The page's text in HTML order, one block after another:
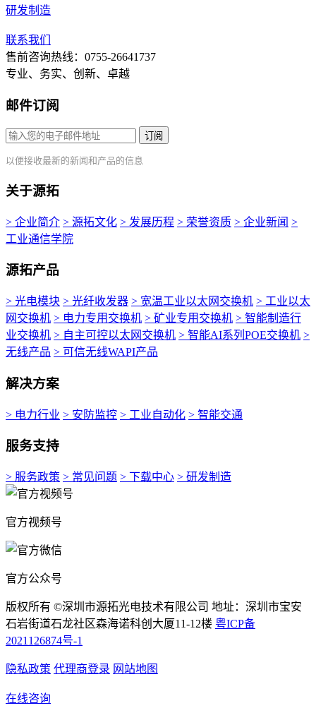
研发制造
联系我们
售前咨询热线：0755-26641737
专业、务实、创新、卓越
邮件订阅
订阅
以便接收最新的新闻和产品的信息
关于源拓
> 企业简介 > 源拓文化 > 发展历程 > 荣誉资质 > 企业新闻 >
工业通信学院
源拓产品
> 光电模块 > 光纤收发器 > 宽温工业以太网交换机 > 工业以太
网交换机 > 电力专用交换机 > 矿业专用交换机 > 智能制造行
业交换机 > 自主可控以太网交换机 > 智能AI系列POE交换机 >
无线产品 > 可信无线WAPI产品
解决方案
> 电力行业 > 安防监控 > 工业自动化 > 智能交通
服务支持
> 服务政策 > 常见问题 > 下载中心 > 研发制造
官方视频号
官方公众号
版权所有 ©深圳市源拓光电技术有限公司 地址：深圳市宝安
石岩街道石龙社区森海诺科创大厦11-12楼 粤ICP备
2021126874号-1
隐私政策 代理商登录 网站地图
在线咨询